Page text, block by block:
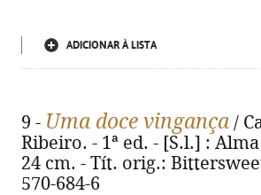
ADICIONAR À LISTA
9 - Uma doce vingança /
Ribeiro. - 1ª ed. - [S.l.] :
24 cm. - Tít. orig.:
570-684-6